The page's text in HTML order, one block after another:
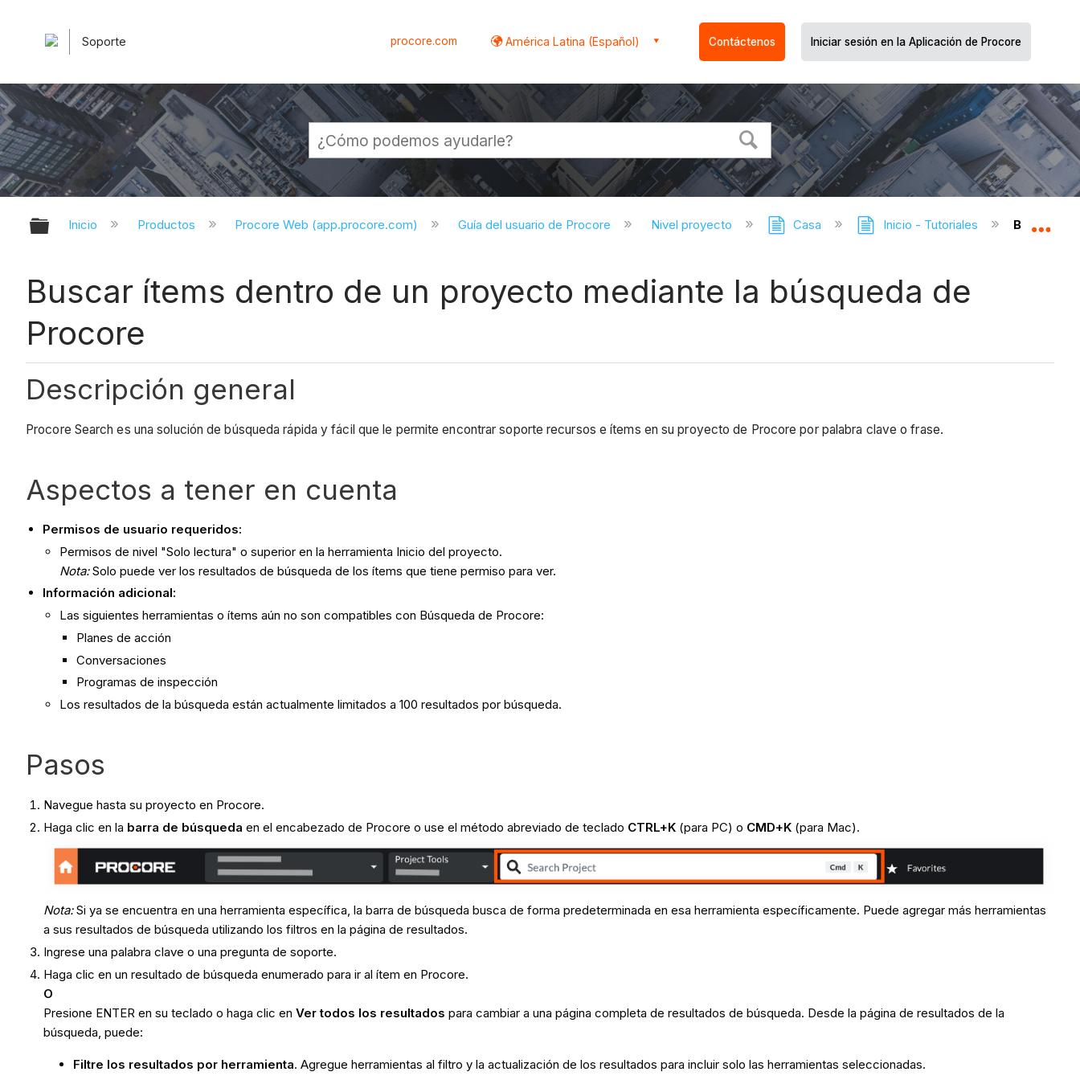
Soporte procore.com América Latina (Español) Contáctenos Iniciar sesión en la Aplicación de Procore
Expandir/contraer jerarquía global
Inicio Productos Procore Web (app.procore.com) Guía del usuario de Procore Nivel proyecto Casa Inicio - Tutoriales Buscar
Buscar ítems dentro de un proyecto mediante la búsqueda de
Procore
Descripción general
Procore Search es una solución de búsqueda rápida y fácil que le permite encontrar soporte recursos e ítems en su proyecto de Procore por palabra clave o frase.
Aspectos a tener en cuenta
Permisos de usuario requeridos:
Permisos de nivel "Solo lectura" o superior en la herramienta Inicio del proyecto.
Nota:Solo puede ver los resultados de búsqueda de los ítems que tiene permiso para ver.
Información adicional:
Las siguientes herramientas o ítems aún no son compatibles con Búsqueda de Procore:
Planes de acción
Conversaciones
Programas de inspección
Los resultados de la búsqueda están actualmente limitados a 100 resultados por búsqueda.
Pasos
Navegue hasta su proyecto en Procore.
Haga clic en la barra de búsquedaen el encabezado de Procore o use el método abreviado de teclado CTRL+K (para PC) o CMD+K (para Mac).
Nota:Si ya se encuentra en una herramienta específica, la barra de búsqueda busca de forma predeterminada en esa herramienta específicamente. Puede agregar más herramientas
a sus resultados de búsqueda utilizando los filtros en la página de resultados.
Ingrese una palabra clave o una pregunta de soporte.
Haga clic en un resultado de búsqueda enumerado para ir al ítem en Procore.
O
Presione ENTER en su teclado o haga clic enVer todos los resultados para cambiar a una página completa de resultados de búsqueda. Desde la página de resultados de la
búsqueda, puede:
Filtre los resultados por herramienta. Agregue herramientas al filtro y la actualización de los resultados para incluir solo las herramientas seleccionadas.